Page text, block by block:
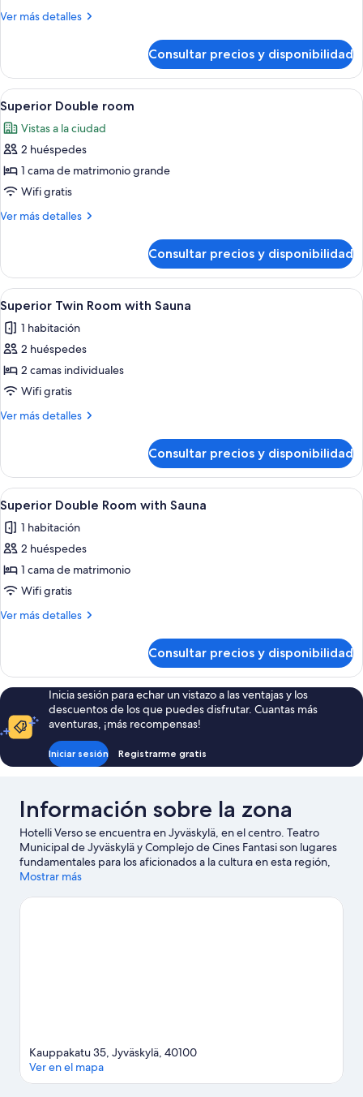
Ver más detalles
Más
Double
Room
Consultar precios y disponibilidad
Abrir
todas
las
fotos
de
Superior
Double
Una cama bien hecha con ropa
6
Superior Double room
Vistas a la ciudad
2 huéspedes
1 cama de matrimonio grande
Wifi gratis
Ver más detalles
Más
Double
room
Consultar precios y disponibilidad
Abrir
todas
las
fotos
de
Superior
Twin
Sauna
Habitación de hotel con dos camas,
5
Superior Twin Room with Sauna
1 habitación
2 huéspedes
2 camas individuales
Wifi gratis
Ver más detalles
Más
Twin
Room
with
Sauna
Consultar precios y disponibilidad
Abrir
todas
las
fotos
de
Superior
Double
Sauna
Una habitación de hotel moderna
6
Superior Double Room with Sauna
1 habitación
2 huéspedes
1 cama de matrimonio
Wifi gratis
Ver más detalles
Más
Double
Room
with
Sauna
Consultar precios y disponibilidad
Inicia sesión para echar un vistazo a las ventajas y los
descuentos de los que puedes disfrutar. Cuantas más
aventuras, ¡más recompensas!
Iniciar sesión Registrarme gratis
Información sobre la zona
Hotelli Verso se encuentra en Jyväskylä, en el centro. Teatro
Municipal de Jyväskylä y Complejo de Cines Fantasi son lugares
fundamentales para los aficionados a la cultura en esta región,
donde también puedes ir de compras por Kauppakatu y Museo
evento especial? Puedes consultar el calendario de Harjun
Mostrar más
Kauppakatu 35, Jyväskylä, 40100
Ver en el mapa